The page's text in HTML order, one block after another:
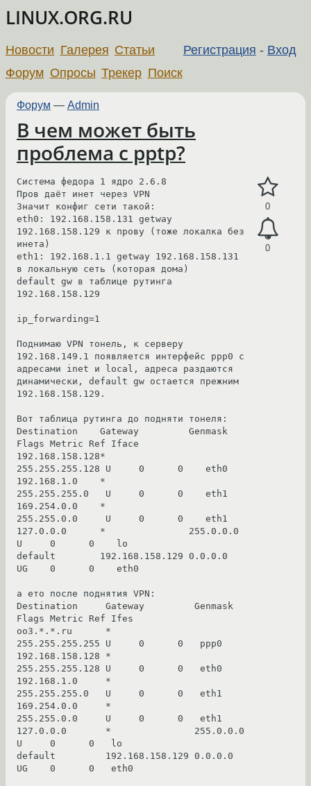
LINUX.ORG.RU
Регистрация - Вход
Новости Галерея Статьи
Форум Опросы Трекер Поиск
Форум — Admin
В чем может быть
проблема с pptp?
0
0
Система федора 1 ядро 2.6.8
Пров даёт инет через VPN
Значит конфиг сети такой:
eth0: 192.168.158.131 getway
192.168.158.129 к прову (тоже локалка без
инета)
eth1: 192.168.1.1 getway 192.168.158.131
в локальную сеть (которая дома)
default gw в таблице рутинга
192.168.158.129
ip_forwarding=1
Поднимаю VPN тонель, к серверу
192.168.149.1 появляется интерфейс ppp0 с
адресами inet и local, адреса раздаются
динамически, default gw остается прежним
192.168.158.129.
Вот таблица рутинга до подняти тонеля:
Destination    Gateway         Genmask
Flags Metric Ref Iface
192.168.158.128*
255.255.255.128 U     0      0    eth0
192.168.1.0    *
255.255.255.0   U     0      0    eth1
169.254.0.0    *
255.255.0.0     U     0      0    eth1
127.0.0.0      *               255.0.0.0
U     0      0    lo
default        192.168.158.129 0.0.0.0
UG    0      0    eth0
а ето после поднятия VPN:
Destination     Gateway         Genmask
Flags Metric Ref Ifes
oo3.*.*.ru      *
255.255.255.255 U     0      0   ppp0
192.168.158.128 *
255.255.255.128 U     0      0   eth0
192.168.1.0     *
255.255.255.0   U     0      0   eth1
169.254.0.0     *
255.255.0.0     U     0      0   eth1
127.0.0.0       *               255.0.0.0
U     0      0   lo
default         192.168.158.129 0.0.0.0
UG    0      0   eth0